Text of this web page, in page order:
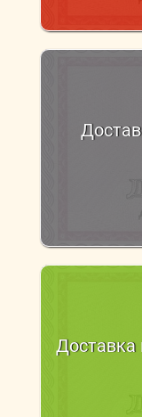
Доставка